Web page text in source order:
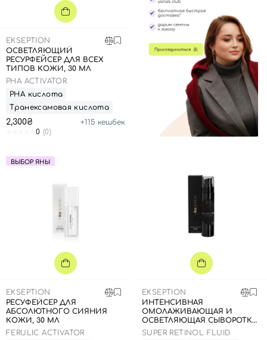
EKSEPTION
ОСВЕТЛЯЮЩИЙ
РЕСУРФЕЙСЕР ДЛЯ ВСЕХ
ТИПОВ КОЖИ, 30 МЛ
PHA ACTIVATOR
РНА кислота
Транексамовая кислота
2,300₴ +115 кешбек
0 (0)
ВЫБОР ЯНЫ
EKSEPTION
РЕСУФЕЙСЕР ДЛЯ
АБСОЛЮТНОГО СИЯНИЯ
КОЖИ, 30 МЛ
FERULIC ACTIVATOR
EKSEPTION
ИНТЕНСИВНАЯ
ОМОЛАЖИВАЮЩАЯ И
ОСВЕТЛЯЮЩАЯ СЫВОРОТКА,
45 МЛ
SUPER RETINOL FLUID